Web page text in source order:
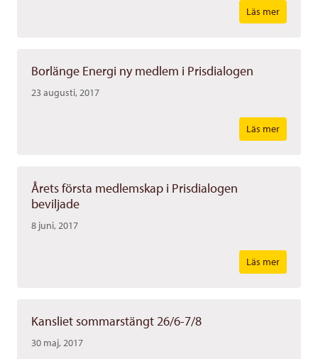
Läs mer
Borlänge Energi ny medlem i Prisdialogen
23 augusti, 2017
Läs mer
Årets första medlemskap i Prisdialogen
beviljade
8 juni, 2017
Läs mer
Kansliet sommarstängt 26/6-7/8
30 maj, 2017